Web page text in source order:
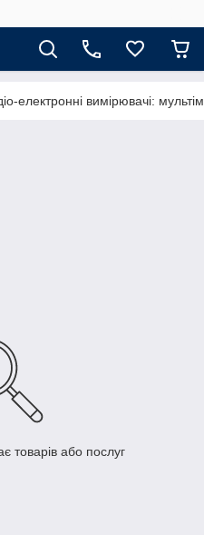
електронні вимірювачі:
товарів або послуг